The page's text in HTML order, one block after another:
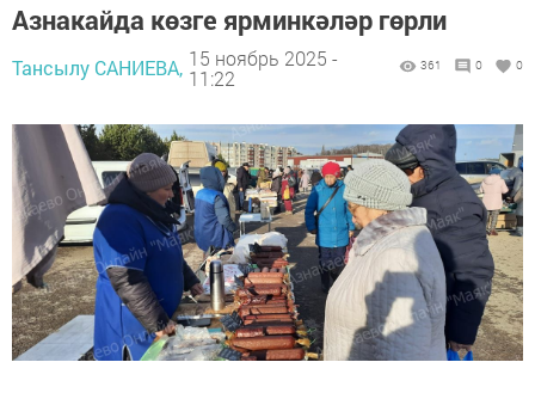
Азнакайда көзге ярминкәләр гөрли
Тансылу САНИЕВА, 15 ноябрь 2025 -
11:22
361 0 0